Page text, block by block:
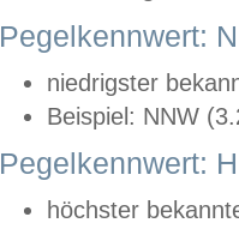
Pegelkennwert:
niedrigster
Beispiel: NNW
Pegelkennwert:
höchster